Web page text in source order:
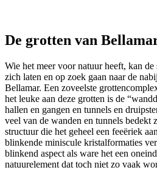
De grotten van
Wie het meer voor natuur heeft, kan de
zich laten en op zoek gaan naar de
Bellamar. Een zoveelste
het leuke aan deze grotten is de
hallen en gangen en tunnels en
veel van de wanden en tunnels bedekt
structuur die het geheel een feeëriek
blinkende miniscule kristalformaties
blinkend aspect als ware het een
natuurelement dat toch niet zo vaak